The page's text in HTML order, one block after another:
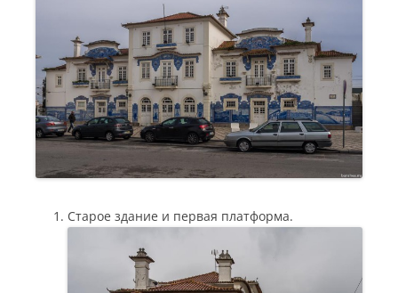
Старое здание и первая платформа.